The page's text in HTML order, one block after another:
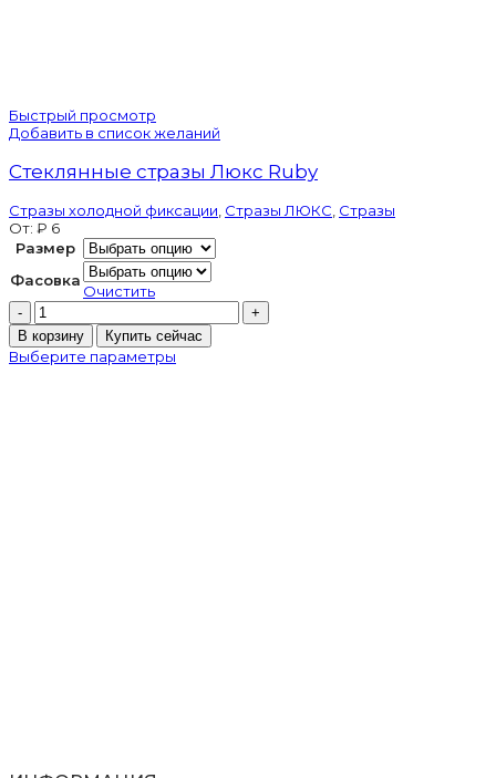
Быстрый просмотр
Добавить в список желаний
Стеклянные стразы Люкс Ruby
Стразы холодной фиксации Стразы ЛЮКС Стразы
От: ₽ 6
Размер
Фасовка
Очистить
Количество
товара
Стеклянные
стразы
В корзину Купить сейчас
Выберите параметры